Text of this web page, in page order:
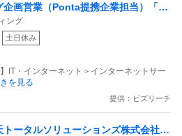
画営業（Ponta提携企業担当）「国
ビスを展開／無駄のない消費社会を
カンパニー」
ング
土日休み
IT・インターネット＞インターネットサー
を見る
提供：ビズリーチ
ータルソリューションズ株式会社